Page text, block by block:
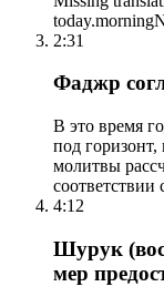
2:31
Фаджр
В это время
под
молитвы
4:12
Шурук
мер